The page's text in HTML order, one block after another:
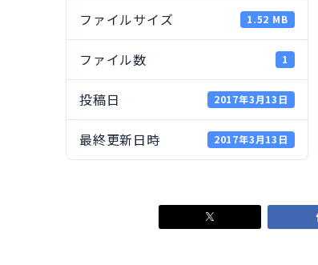
ファイルサイズ 1.52 MB
ファイル数 1
投稿日 2017年3月13日
最終更新日時 2017年3月13日